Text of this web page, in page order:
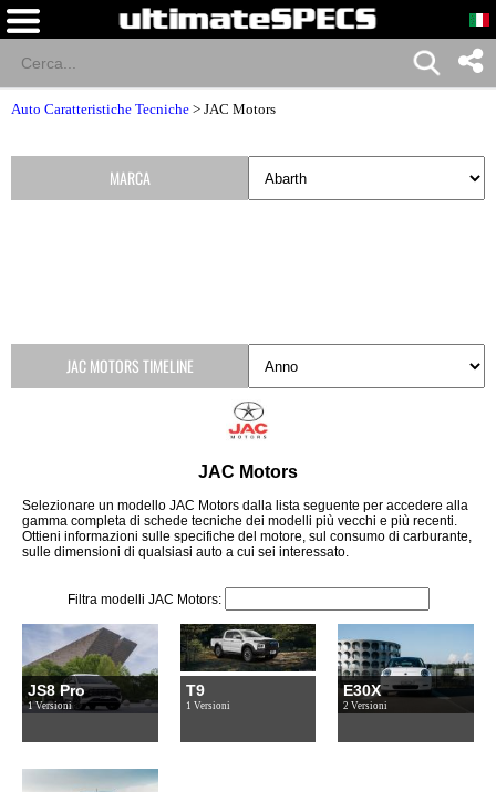
Auto Caratteristiche Tecniche > JAC Motors
JAC Motors
Selezionare un modello JAC Motors dalla lista seguente per accedere alla
gamma completa di schede tecniche dei modelli più vecchi e più recenti.
Ottieni informazioni sulle specifiche del motore, sul consumo di carburante,
sulle dimensioni di qualsiasi auto a cui sei interessato.
Filtra modelli JAC Motors:
JS8 Pro
1 Versioni
T9
1 Versioni
E30X
2 Versioni
MARCA
JAC MOTORS TIMELINE